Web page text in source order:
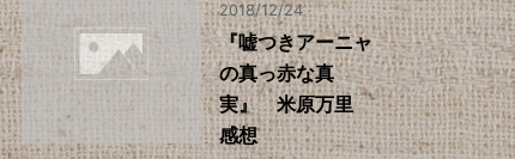
2018/12/24
『嘘つきアーニャ
の真っ赤な真
実』 米原万里
感想